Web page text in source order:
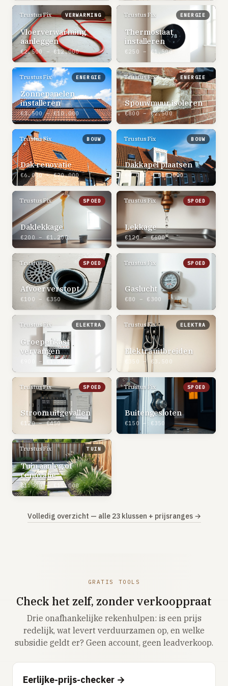
TrustusFix VERWARMING
Vloerverwarming
aanleggen
€2.500 – €12.000
TrustusFix ENERGIE
Thermostaat
installeren
€250 – €1.500
TrustusFix ENERGIE
Zonnepanelen
installeren
€3.500 – €10.000
TrustusFix ENERGIE
Spouwmuur isoleren
€800 – €2.500
TrustusFix BOUW
Dak renovatie
€6.000 – €20.000
TrustusFix BOUW
Dakkapel plaatsen
€8.000 – €18.000
TrustusFix SPOED
Daklekkage
€200 – €1.200
TrustusFix SPOED
Lekkage
€120 – €600
TrustusFix SPOED
Afvoer verstopt
€100 – €350
TrustusFix SPOED
Gaslucht
€80 – €300
TrustusFix ELEKTRA
Groepenkast
vervangen
€900 – €1.800
TrustusFix ELEKTRA
Elektra uitbreiden
€350 – €3.500
TrustusFix SPOED
Stroom uitgevallen
€120 – €450
TrustusFix SPOED
Buitengesloten
€150 – €350
TrustusFix TUIN
Tuin aanleg of
renovatie
€1.500 – €15.000
Volledig overzicht — alle 23 klussen + prijsranges →
GRATIS TOOLS
Check het zelf, zonder verkooppraat
Drie onafhankelijke rekenhulpen: is een prijs
redelijk, wat levert verduurzamen op, en welke
subsidie geldt er? Geen account, geen leadverkoop.
Eerlijke-prijs-checker →